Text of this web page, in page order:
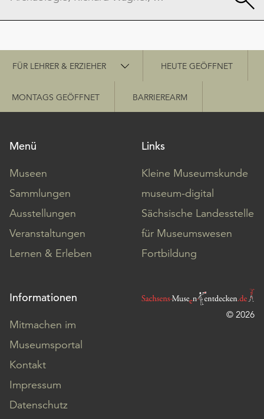
Schnellzugriff
FÜR LEHRER & ERZIEHER HEUTE GEÖFFNET
MONTAGS GEÖFFNET BARRIEREARM
Menü
Museen
Sammlungen
Ausstellungen
Veranstaltungen
Lernen & Erleben
Links
Kleine Museumskunde
museum-digital
Sächsische Landesstelle
für Museumswesen
Fortbildung
Informationen
Mitmachen im
Museumsportal
Kontakt
Impressum
Datenschutz
© 2026